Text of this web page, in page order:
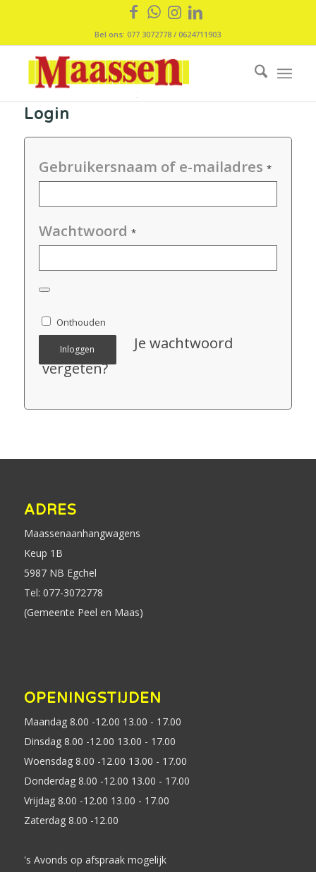
Bel ons: 077 3072778 / 0624711903
Login
Gebruikersnaam of e-mailadres *
Wachtwoord *
Onthouden
Inloggen
Je wachtwoord
vergeten?
ADRES
Maassenaanhangwagens
Keup 1B
5987 NB Egchel
Tel: 077-3072778
(Gemeente Peel en Maas)
OPENINGSTIJDEN
Maandag 8.00 -12.00 13.00 - 17.00
Dinsdag 8.00 -12.00 13.00 - 17.00
Woensdag 8.00 -12.00 13.00 - 17.00
Donderdag 8.00 -12.00 13.00 - 17.00
Vrijdag 8.00 -12.00 13.00 - 17.00
Zaterdag 8.00 -12.00
's Avonds op afspraak mogelijk